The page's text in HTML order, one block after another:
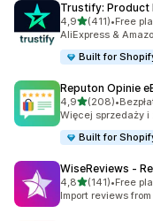
Trustify: Product
4,9na 5 gwiazdek
(411)
Łączna liczba
•Free
AliExpress &
Built for
Reputon Opinie
4,9na 5 gwiazdek
(208)
Łączna liczba
•
Więcej sprzedaży i
Built for
WiseReviews ‑
4,8na 5 gwiazdek
(141)
Łączna liczba
•Free
Import reviews